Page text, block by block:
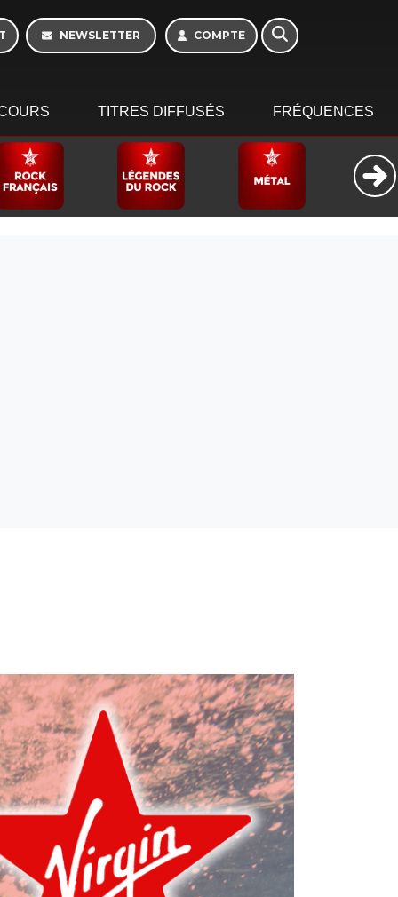
NEWSLETTER COMPTE
TITRES DIFFUSÉS FRÉQUENCES
Week-end de 06h à
12h